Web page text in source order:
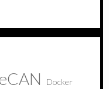
Docker